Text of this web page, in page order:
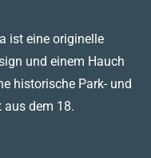
ist eine originelle
und einem Hauch
historische Park- und
dem 18.